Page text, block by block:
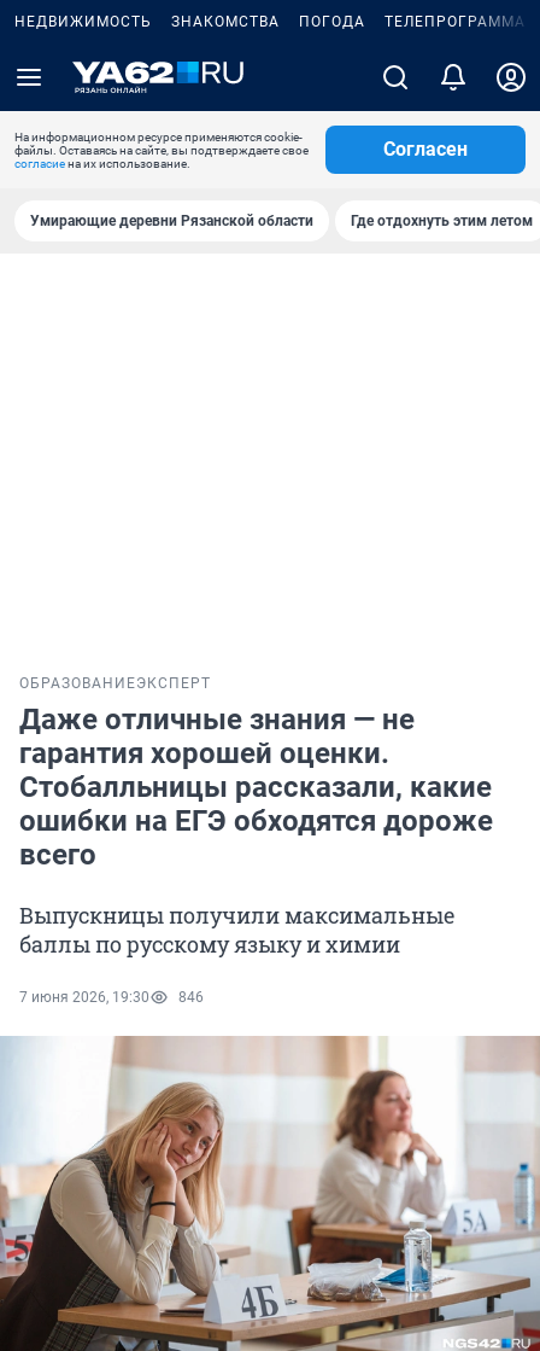
НЕДВИЖИМОСТЬ ЗНАКОМСТВА ПОГОДА ТЕЛЕПРОГРАММА
На информационном ресурсе применяются cookie-
файлы. Оставаясь на сайте, вы подтверждаете свое
согласиена их использование.
Согласен
Умирающие деревни Рязанской области Где отдохнуть этим летом
ОБРАЗОВАНИЕЭКСПЕРТ
Даже отличные знания — не
гарантия хорошей оценки.
Стобалльницы рассказали, какие
ошибки на ЕГЭ обходятся дороже
всего
Выпускницы получили максимальные
баллы по русскому языку и химии
7 июня 2026, 19:30 846